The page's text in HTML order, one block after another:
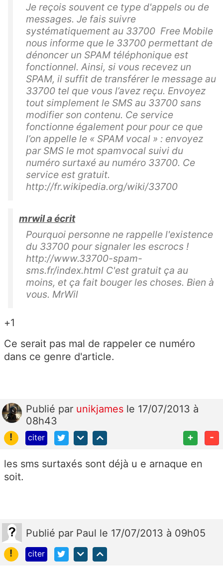
Je reçois souvent ce type d'appels ou de
messages. Je fais suivre
systématiquement au 33700 Free Mobile
nous informe que le 33700 permettant de
dénoncer un SPAM téléphonique est
fonctionnel. Ainsi, si vous recevez un
SPAM, il suffit de transférer le message au
33700 tel que vous l’avez reçu. Envoyez
tout simplement le SMS au 33700 sans
modifier son contenu. Ce service
fonctionne également pour pour ce que
l’on appelle le « SPAM vocal » : envoyez
par SMS le mot spamvocal suivi du
numéro surtaxé au numéro 33700. Ce
service est gratuit.
http://fr.wikipedia.org/wiki/33700
mrwil a écrit
Pourquoi personne ne rappelle l'existence
du 33700 pour signaler les escrocs !
http://www.33700-spam-
sms.fr/index.html C'est gratuit ça au
moins, et ça fait bouger les choses. Bien à
vous. MrWil
+1
Ce serait pas mal de rappeler ce numéro
dans ce genre d'article.
Publié par unikjames le 17/07/2013 à
08h43
!
citer + -
les sms surtaxés sont déjà u e arnaque en
soit.
Publié par Paul le 17/07/2013 à 09h05
!
citer